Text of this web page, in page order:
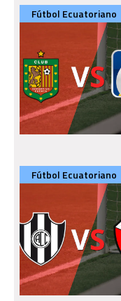
Fútbol Ecuatoriano
Fútbol Ecuatoriano